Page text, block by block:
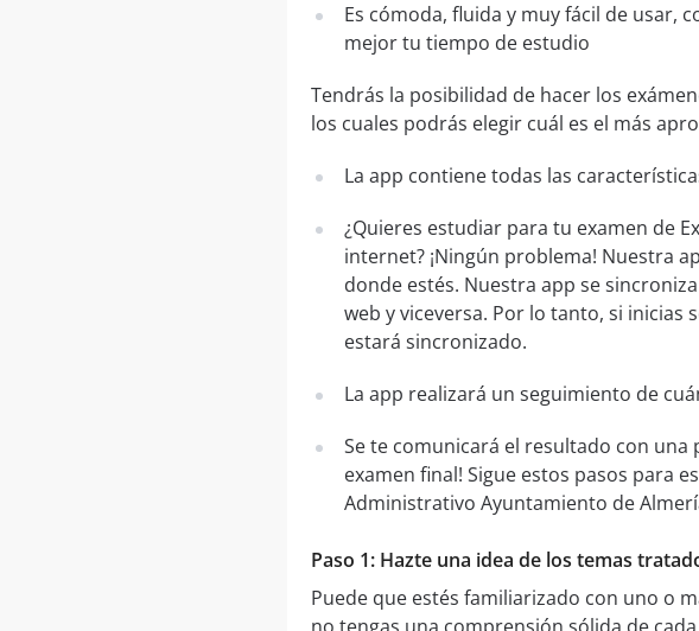
Es cómoda, fluida y muy fácil de usar,
mejor tu tiempo de estudio
Tendrás la posibilidad de hacer los
los cuales podrás elegir cuál es el más
La app contiene todas las
¿Quieres estudiar para tu examen de
internet? ¡Ningún problema! Nuestra
donde estés. Nuestra app se
web y viceversa. Por lo tanto, si inicias
estará sincronizado.
La app realizará un seguimiento de
Se te comunicará el resultado con
examen final! Sigue estos pasos para
Administrativo Ayuntamiento de
Paso 1: Hazte una idea de los temas
Puede que estés familiarizado con uno o